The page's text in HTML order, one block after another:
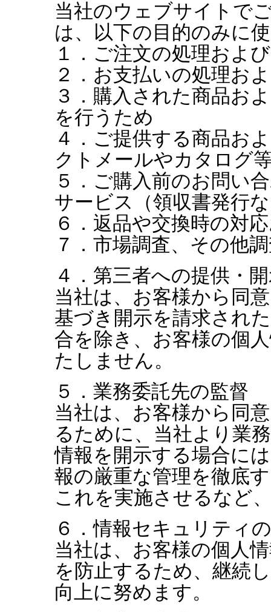
当社のウェブサイトで
は、以下の目的のみに
１．ご注文の処理およ
２．お支払いの処理お
３．購入された商品お
を行うため
４．ご提供する商品お
クトメールやカタログ
５．ご購入前のお問い
サービス（領収書発行
６．返品や交換時の対
７．市場調査、その他
４．第三者への提供・
当社は、お客様から同
基づき開示を請求され
合を除き、お客様の個
たしません。
５．業務委託先の監督
当社は、お客様から同
るために、当社より業
情報を開示する場合に
報の厳重な管理を徹底
これを実施させるなど
６．情報セキュリティ
当社は、お客様の個人
を防止するため、継続
向上に努めます。